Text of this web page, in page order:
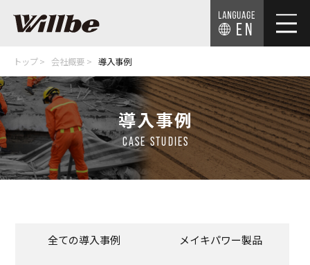
EN
トップ 会社概要 導入事例
導入事例
CASE STUDIES
全ての導入事例 メイキパワー製品